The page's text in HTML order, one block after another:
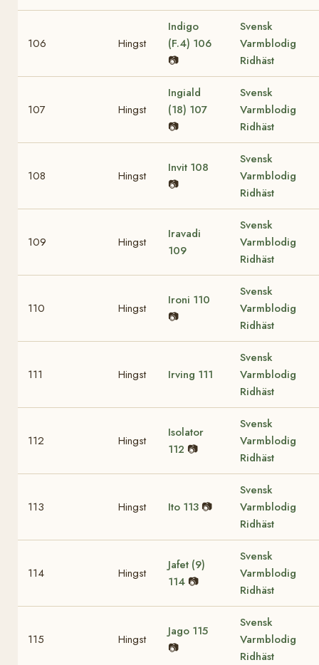
106 Hingst
Indigo
(F.4) 106
📷
Svensk
Varmblodig
Ridhäst
107 Hingst
Ingiald
(18) 107
📷
Svensk
Varmblodig
Ridhäst
108 Hingst
Invit 108
📷
Svensk
Varmblodig
Ridhäst
109 Hingst
Iravadi
109
Svensk
Varmblodig
Ridhäst
110 Hingst
Ironi 110
📷
Svensk
Varmblodig
Ridhäst
111 Hingst Irving 111
Svensk
Varmblodig
Ridhäst
112 Hingst
Isolator
112 📷
Svensk
Varmblodig
Ridhäst
113 Hingst Ito 113 📷
Svensk
Varmblodig
Ridhäst
114 Hingst
Jafet (9)
114 📷
Svensk
Varmblodig
Ridhäst
115 Hingst
Jago 115
📷
Svensk
Varmblodig
Ridhäst